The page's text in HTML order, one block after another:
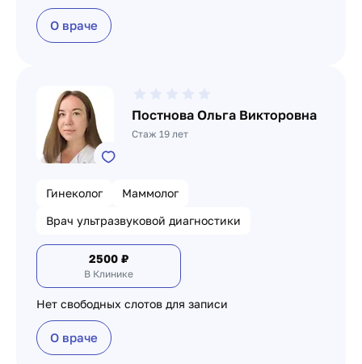
О враче
Постнова Ольга Викторовна
Стаж 19 лет
Гинеколог
Маммолог
Врач ультразвуковой диагностики
2500 ₽
В Клинике
Нет свободных слотов для записи
О враче